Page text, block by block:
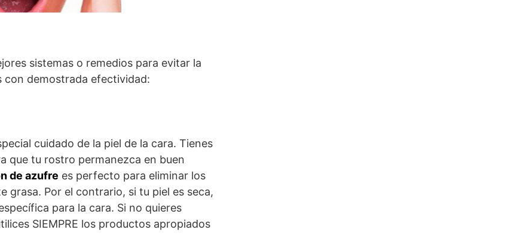
sistemas o remedios para evitar la
con demostrada efectividad:
cuidado de la piel de la cara. Tienes
que tu rostro permanezca en buen
de azufre es perfecto para eliminar los
grasa. Por el contrario, si tu piel es seca,
para la cara. Si no quieres
SIEMPRE los productos apropiados